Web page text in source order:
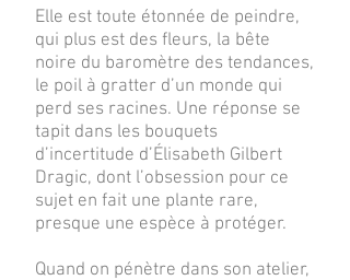
Elle est toute étonnée de peindre,
qui plus est des fleurs, la bête
noire du baromètre des tendances,
le poil à gratter d’un monde qui
perd ses racines. Une réponse se
tapit dans les bouquets
d’incertitude d’Élisabeth Gilbert
Dragic, dont l’obsession pour ce
sujet en fait une plante rare,
presque une espèce à protéger.
Quand on pénètre dans son atelier,